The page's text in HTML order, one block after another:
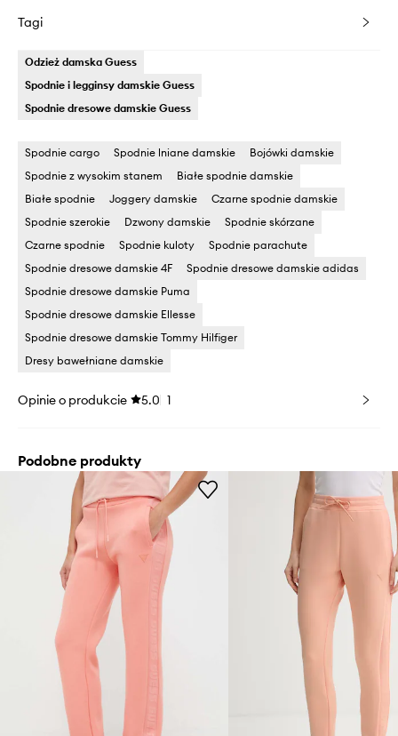
Tagi
Odzież damska Guess
Spodnie i legginsy damskie Guess
Spodnie dresowe damskie Guess
Spodnie cargo Spodnie lniane damskie
Bojówki damskie
Spodnie z wysokim stanem
Białe spodnie damskie
Białe spodnie
Joggery damskie
Czarne spodnie damskie
Spodnie szerokie
Dzwony damskie
Spodnie skórzane
Czarne spodnie
Spodnie kuloty
Spodnie parachute
Spodnie dresowe damskie 4F
Spodnie dresowe damskie adidas
Spodnie dresowe damskie Puma
Spodnie dresowe damskie Ellesse
Spodnie dresowe damskie Tommy Hilfiger
Dresy bawełniane damskie
Opinie o produkcie 5.0 1
Podobne produkty